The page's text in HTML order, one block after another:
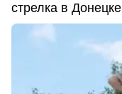
стрелка в Донецке